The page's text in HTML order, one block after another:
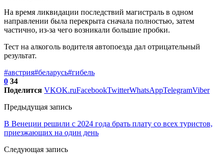
На время ликвидации последствий магистраль в одном
направлении была перекрыта сначала полностью, затем
частично, из-за чего возникали большие пробки.
Тест на алкоголь водителя автопоезда дал отрицательный
результат.
#австрия#беларусь#гибель
0 34
Поделится VKOK.ruFacebookTwitterWhatsAppTelegramViber
Предыдущая запись
В Венеции решили с 2024 года брать плату со всех туристов,
приезжающих на один день
Следующая запись